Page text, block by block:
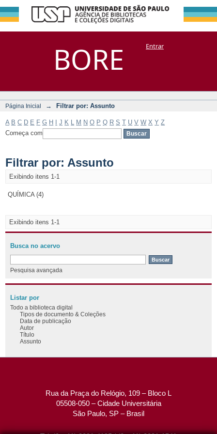
BORE
Filtrar por:
Assunto
DSpace/Manakin + CoriscoEntrar
Página Inicial → Filtrar por: Assunto
A B C D E F G H J K M N O P Q R S T U V W X Y Z
Começa com
Filtrar por: Assunto
Exibindo itens 1-1
QUÍMICA (4)
Exibindo itens 1-1
Busca no acervo
Pesquisa avançada
Listar por
Todo a biblioteca digital
Tipos de documento & Coleções
Data de publicação
Autor
Título
Assunto
Rua da Praça do Relógio, 109 – Bloco L
05508-050 – Cidade Universitária
São Paulo, SP – Brasil